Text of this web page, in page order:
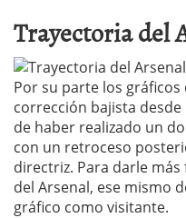
Trayectoria del
Por su parte los
corrección bajista
de haber realizado un
con un retroceso
directriz. Para darle
del Arsenal, ese mismo
gráfico como visitante.